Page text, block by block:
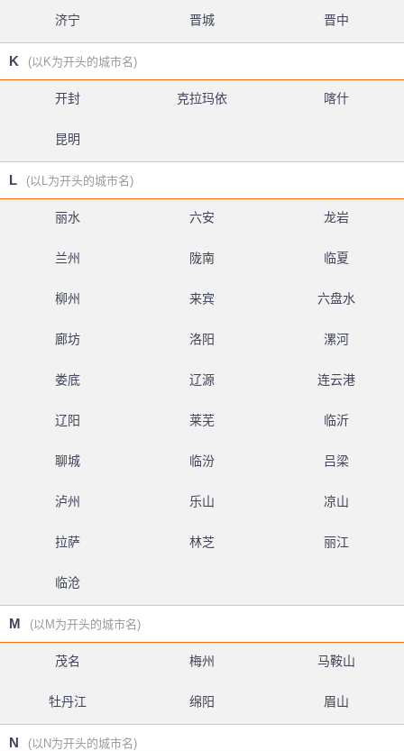
济宁 晋城 晋中
K (以K为开头的城市名)
开封 克拉玛依 喀什
昆明
L (以L为开头的城市名)
丽水 六安 龙岩
兰州 陇南 临夏
柳州 来宾 六盘水
廊坊 洛阳 漯河
娄底 辽源 连云港
辽阳 莱芜 临沂
聊城 临汾 吕梁
泸州 乐山 凉山
拉萨 林芝 丽江
临沧
M (以M为开头的城市名)
茂名 梅州 马鞍山
牡丹江 绵阳 眉山
N (以N为开头的城市名)